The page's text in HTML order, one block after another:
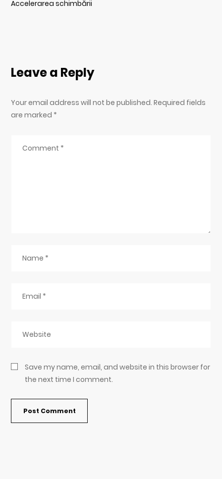
Accelerarea schimbării
Leave a Reply
Your email address will not be published. Required fields
are marked *
Save my name, email, and website in this browser for
the next time I comment.